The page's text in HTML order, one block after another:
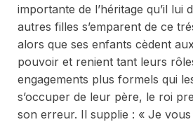
importante de l’héritage qu’il lui
autres filles s’emparent de ce
alors que ses enfants cèdent
pouvoir et renient tant leurs
engagements plus formels qui
s’occuper de leur père, le roi
son erreur. Il supplie : « Je